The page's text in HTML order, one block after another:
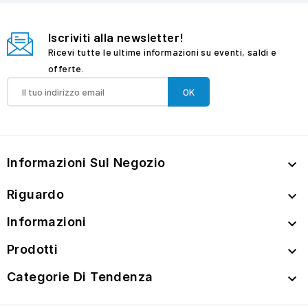
Iscriviti alla newsletter!
Ricevi tutte le ultime informazioni su eventi, saldi e
offerte.
Informazioni Sul Negozio 
Riguardo 
Informazioni 
Prodotti 
Categorie Di Tendenza 